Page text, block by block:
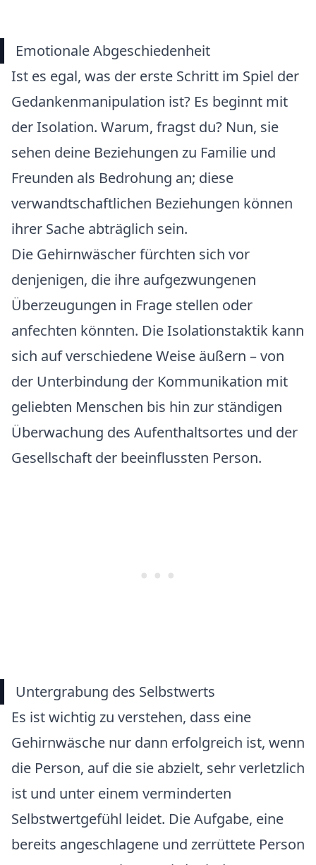
Emotionale Abgeschiedenheit
Ist es egal, was der erste Schritt im Spiel der
Gedankenmanipulation ist? Es beginnt mit
der Isolation. Warum, fragst du? Nun, sie
sehen deine Beziehungen zu Familie und
Freunden als Bedrohung an; diese
verwandtschaftlichen Beziehungen können
ihrer Sache abträglich sein.
Die Gehirnwäscher fürchten sich vor
denjenigen, die ihre aufgezwungenen
Überzeugungen in Frage stellen oder
anfechten könnten. Die Isolationstaktik kann
sich auf verschiedene Weise äußern – von
der Unterbindung der Kommunikation mit
geliebten Menschen bis hin zur ständigen
Überwachung des Aufenthaltsortes und der
Gesellschaft der beeinflussten Person.
Untergrabung des Selbstwerts
Es ist wichtig zu verstehen, dass eine
Gehirnwäsche nur dann erfolgreich ist, wenn
die Person, auf die sie abzielt, sehr verletzlich
ist und unter einem verminderten
Selbstwertgefühl leidet. Die Aufgabe, eine
bereits angeschlagene und zerrüttete Person